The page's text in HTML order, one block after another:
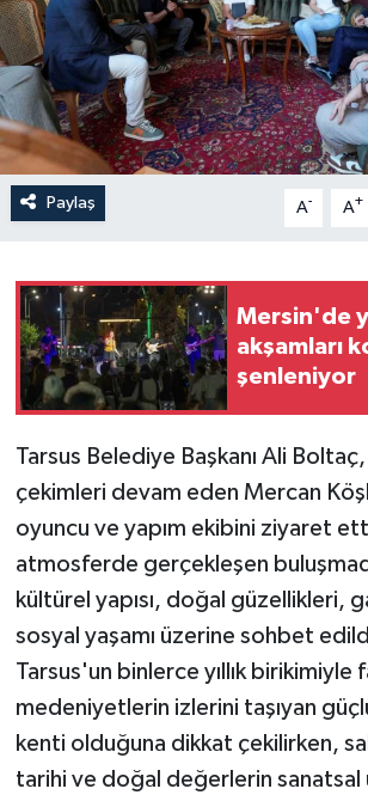
Paylaş A- A+
Mersin'de
akşamları
şenleniyor
Tarsus Belediye Başkanı Ali
çekimleri devam eden Mercan
oyuncu ve yapım ekibini ziyaret
atmosferde gerçekleşen
kültürel yapısı, doğal güzellikleri,
sosyal yaşamı üzerine sohbet
Tarsus'un binlerce yıllık birikimiyle
medeniyetlerin izlerini taşıyan
kenti olduğuna dikkat çekilirken,
tarihi ve doğal değerlerin sanatsal
Resmi İlan
Sağlık
Spor
Sürmanşet
Yaşam